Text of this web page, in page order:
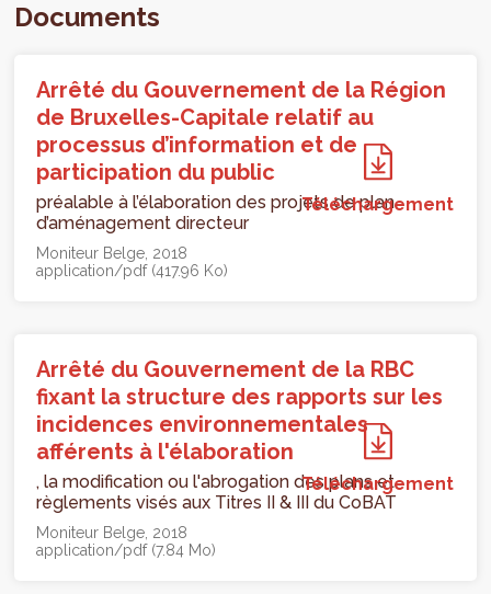
Documents
Arrêté du Gouvernement de la Région
de Bruxelles-Capitale relatif au
processus d’information et de
participation du public
préalable à l’élaboration des projets de plan
d’aménagement directeur
Moniteur Belge 2018
application/pdf (417.96 Ko)
Téléchargement
Arrêté du Gouvernement de la RBC
fixant la structure des rapports sur les
incidences environnementales
afférents à l'élaboration
, la modification ou l'abrogation des plans et
règlements visés aux Titres II & III du CoBAT
Moniteur Belge 2018
application/pdf (7.84 Mo)
Téléchargement